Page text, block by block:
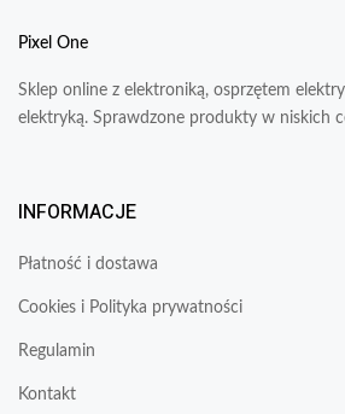
Pixel One
Sklep online z elektroniką, osprzętem
elektryką. Sprawdzone produkty w niskich
INFORMACJE
Płatność i dostawa
Cookies i Polityka prywatności
Regulamin
Kontakt